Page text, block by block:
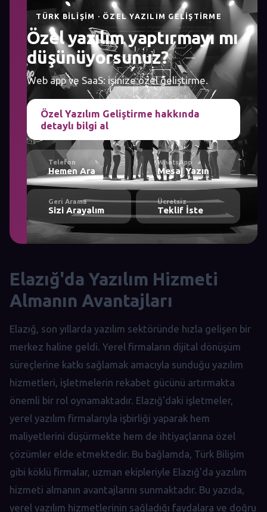
TÜRK BILIŞIM · ÖZEL YAZILIM GELIŞTIRME
Özel yazılım yaptırmayı mı
düşünüyorsunuz?
Web app ve SaaS: işinize özel geliştirme.
Özel Yazılım Geliştirme hakkında
detaylı bilgi al
Telefon
Hemen Ara
WhatsApp
Mesaj Yazın
Geri Arama
Sizi Arayalım
Ücretsiz
Teklif İste
Elazığ'da Yazılım Hizmeti
Almanın Avantajları
Elazığ, son yıllarda yazılım sektöründe hızla gelişen bir
merkez haline geldi. Yerel firmaların dijital dönüşüm
süreçlerine katkı sağlamak amacıyla sunduğu yazılım
hizmetleri, işletmelerin rekabet gücünü artırmakta
önemli bir rol oynamaktadır. Elazığ'daki işletmeler,
yerel yazılım firmalarıyla işbirliği yaparak hem
maliyetlerini düşürmekte hem de ihtiyaçlarına özel
çözümler elde etmektedir. Bu bağlamda, Türk Bilişim
gibi köklü firmalar, uzman ekipleriyle Elazığ'da yazılım
hizmeti almanın avantajlarını sunmaktadır. Bu yazıda,
yerel yazılım hizmetlerinin sağladığı faydalara ve doğru